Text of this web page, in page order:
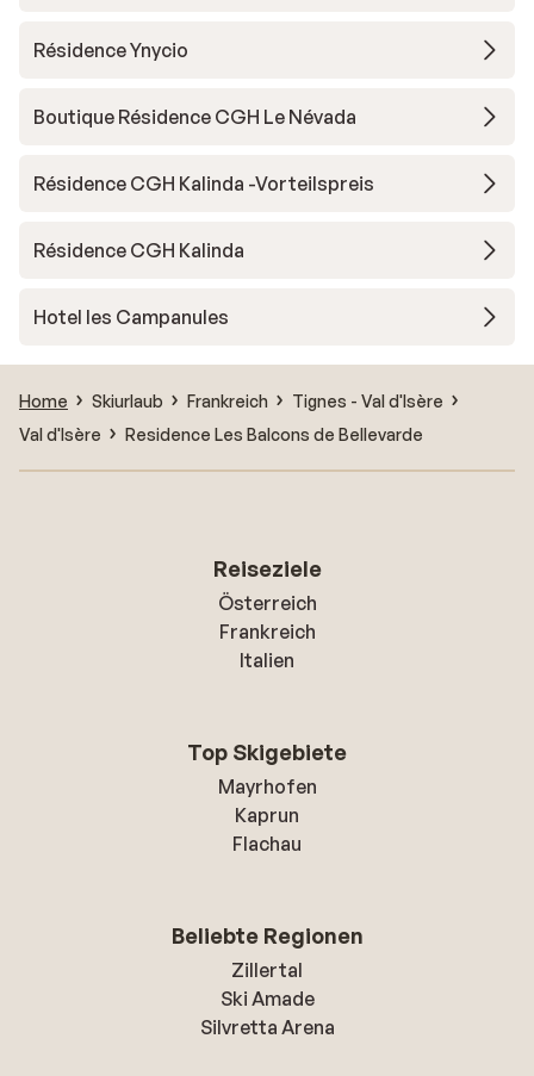
Résidence Ynycio
Boutique Résidence CGH Le Névada
Résidence CGH Kalinda -Vorteilspreis
Résidence CGH Kalinda
Hotel les Campanules
Home Skiurlaub Frankreich
Tignes - Val d'Isère
Val d'Isère
Residence Les Balcons de Bellevarde
Reiseziele
Österreich
Frankreich
Italien
Top Skigebiete
Mayrhofen
Kaprun
Flachau
Beliebte Regionen
Zillertal
Ski Amade
Silvretta Arena